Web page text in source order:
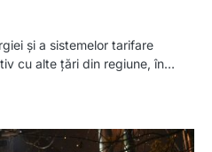
și a sistemelor tarifare
cu alte țări din regiune, în…